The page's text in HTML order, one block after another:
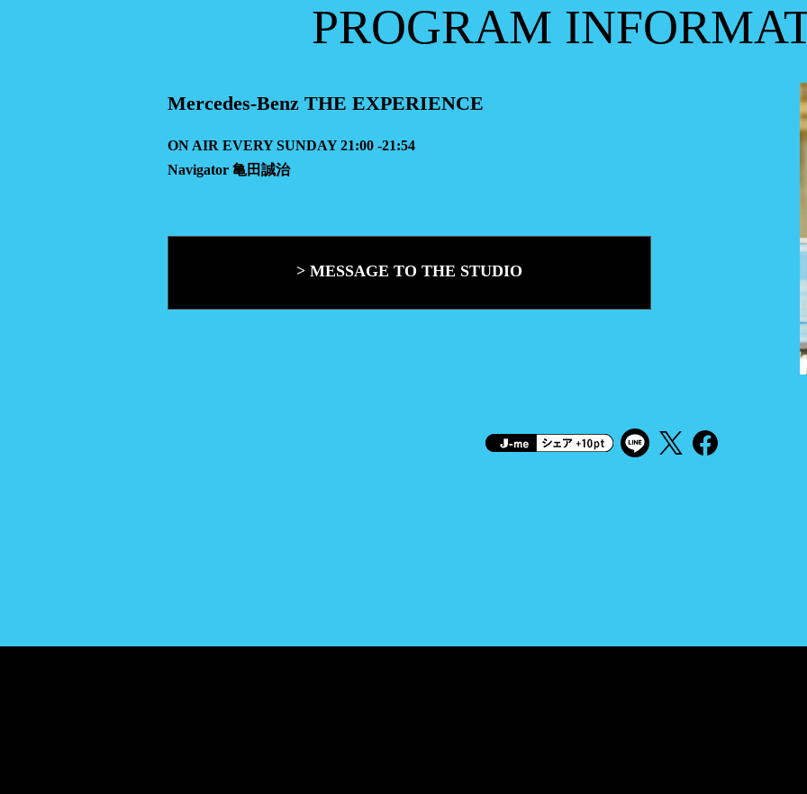
PROGRAM
Mercedes-Benz THE EXPERIENCE
ON AIR EVERY SUNDAY 21:00 -21:54
Navigator 亀田誠治
> MESSAGE TO THE STUDIO